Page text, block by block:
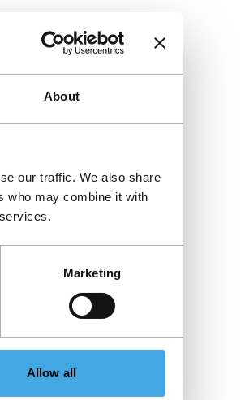
About
our traffic. We also share
who may combine it with
Marketing
Allow all